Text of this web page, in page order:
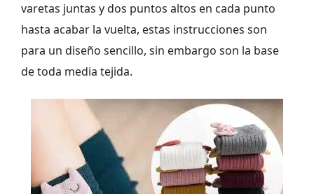
varetas juntas y dos puntos altos en cada punto
hasta acabar la vuelta, estas instrucciones son
para un diseño sencillo, sin embargo son la base
de toda media tejida.